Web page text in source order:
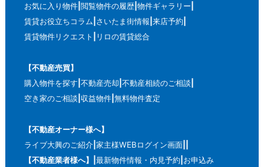
お気に入り物件 閲覧物件の履歴 物件ギャラリー
賃貸お役立ちコラム さいたま街情報 来店予約
賃貸物件リクエスト
リロの賃貸総合
【不動産売買】
購入物件を探す 不動産売却 不動産相続のご相談
空き家のご相談 収益物件 無料物件査定
【不動産オーナー様へ】
ライブ大興のご紹介 家主様WEBログイン画面
【不動産業者様へ】
最新物件情報・内見予約 お申込み